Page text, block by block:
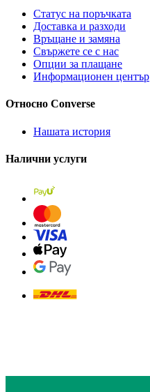
Статус на поръчката
Доставка и разходи
Връщане и замяна
Свържете се с нас
Опции за плащане
Информационен център
Относно Converse
Нашата история
Налични услуги